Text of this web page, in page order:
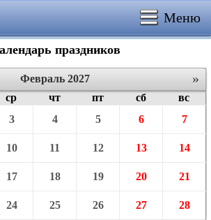
Меню
праздников
»
Февраль 2027
ср чт пт сб
вс
3 4 5 6 7
10 11 12 13 14
17 18 19 20 21
24 25 26 27 28